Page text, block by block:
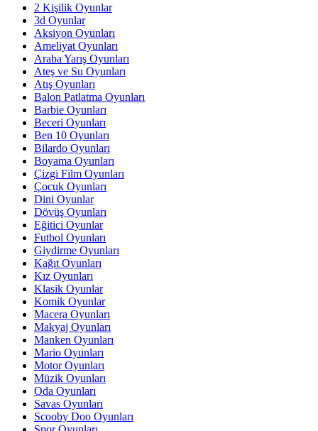
2 Kişilik Oyunlar
3d Oyunlar
Aksiyon Oyunları
Ameliyat Oyunları
Araba Yarış Oyunları
Ateş ve Su Oyunları
Atış Oyunları
Balon Patlatma Oyunları
Barbie Oyunları
Beceri Oyunları
Ben 10 Oyunları
Bilardo Oyunları
Boyama Oyunları
Çizgi Film Oyunları
Çocuk Oyunları
Dini Oyunlar
Dövüş Oyunları
Eğitici Oyunlar
Futbol Oyunları
Giydirme Oyunları
Kağıt Oyunları
Kız Oyunları
Klasik Oyunlar
Komik Oyunlar
Macera Oyunları
Makyaj Oyunları
Manken Oyunları
Mario Oyunları
Motor Oyunları
Müzik Oyunları
Oda Oyunları
Savas Oyunları
Scooby Doo Oyunları